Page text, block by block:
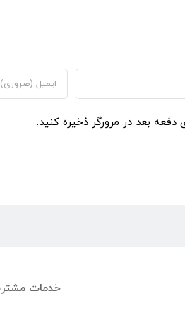
دفعه بعد در مرورگر ذخیره کنید.
خدمات